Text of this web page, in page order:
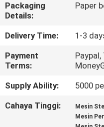
KUALITAS
HUBUNGI
KAMI
BERITA
Packaging
Details:
Paper
Delivery Time:
1-3
Payment
Terms:
Supply Ability:
5000
Cahaya Tinggi:
Mesin
Mesin